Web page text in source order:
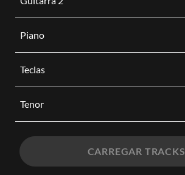
Piano
Teclas
Tenor
CARREGAR TRACKS